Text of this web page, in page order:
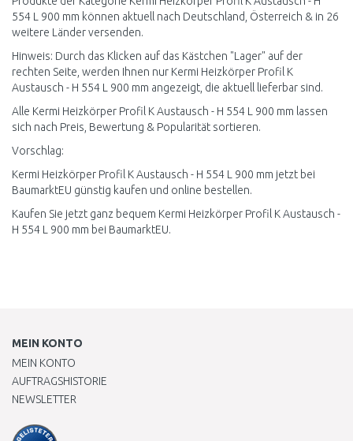
554 L 900 mm können aktuell nach Deutschland, Österreich & in 26
weitere Länder versenden.
Hinweis: Durch das Klicken auf das Kästchen "Lager" auf der
rechten Seite, werden Ihnen nur Kermi Heizkörper Profil K
Austausch - H 554 L 900 mm angezeigt, die aktuell lieferbar sind.
Alle Kermi Heizkörper Profil K Austausch - H 554 L 900 mm lassen
sich nach Preis, Bewertung & Popularität sortieren.
Vorschlag:
Kermi Heizkörper Profil K Austausch - H 554 L 900 mm jetzt bei
BaumarktEU günstig kaufen und online bestellen.
Kaufen Sie jetzt ganz bequem Kermi Heizkörper Profil K Austausch -
H 554 L 900 mm bei BaumarktEU.
MEIN KONTO
MEIN KONTO
AUFTRAGSHISTORIE
NEWSLETTER